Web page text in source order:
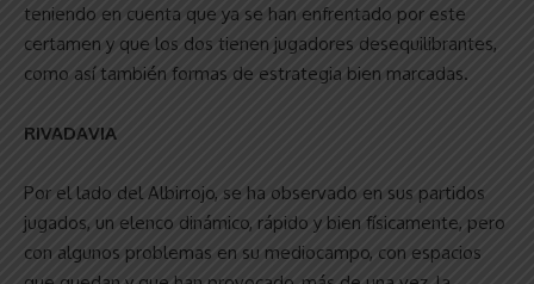
teniendo en cuenta que ya se han enfrentado por este
certamen y que los dos tienen jugadores desequilibrantes,
como así también formas de estrategia bien marcadas.
RIVADAVIA
Por el lado del Albirrojo, se ha observado en sus partidos
jugados, un elenco dinámico, rápido y bien físicamente, pero
con algunos problemas en su mediocampo, con espacios